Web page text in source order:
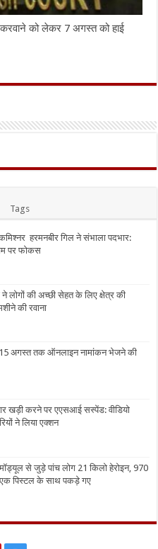
को लेकर 7 अगस्त को हाई
Tags
हरमनबीर गिल ने संभाला पदभार:
पर फोकस
लोगों की अच्छी सेहत के लिए क्षेत्र की
की रवाना
15 अगस्त तक ऑनलाइन नामांकन भेजने की
खड़ी करने पर एएसआई सस्पेंड: वीडियो
ने लिया एक्शन
से जुड़े पांच लोग 21 किलो हेरोइन, 970
पिस्टल के साथ पकड़े गए